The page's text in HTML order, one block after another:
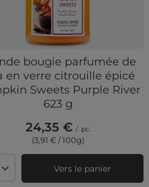
bougie parfumée de
en verre citrouille épicé
Sweets Purple River
623 g
24,35 € / pc.
(3,91 € / 100g)
de produitsVers le panier